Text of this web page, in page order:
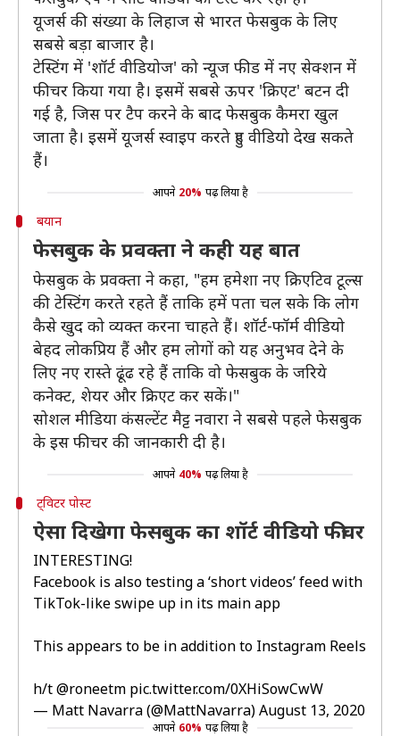
यूजर्स की संख्या के लिहाज से भारत फेसबुक के लिए
सबसे बड़ा बाजार है।
टेस्टिंग में 'शॉर्ट वीडियोज' को न्यूज फीड में नए सेक्शन में
फीचर किया गया है। इसमें सबसे ऊपर 'क्रिएट' बटन दी
गई है, जिस पर टैप करने के बाद फेसबुक कैमरा खुल
जाता है। इसमें यूजर्स स्वाइप करते हुए वीडियो देख सकते
हैं।
आपने 20% पढ़ लिया है
बयान
फेसबुक के प्रवक्ता ने कही यह बात
फेसबुक के प्रवक्ता ने कहा, "हम हमेशा नए क्रिएटिव टूल्स
की टेस्टिंग करते रहते हैं ताकि हमें पता चल सके कि लोग
कैसे खुद को व्यक्त करना चाहते हैं। शॉर्ट-फॉर्म वीडियो
बेहद लोकप्रिय हैं और हम लोगों को यह अनुभव देने के
लिए नए रास्ते ढूंढ रहे हैं ताकि वो फेसबुक के जरिये
कनेक्ट, शेयर और क्रिएट कर सकें।"
सोशल मीडिया कंसल्टेंट मैट्ट नवारा ने सबसे पहले फेसबुक
के इस फीचर की जानकारी दी है।
आपने 40% पढ़ लिया है
ट्विटर पोस्ट
ऐसा दिखेगा फेसबुक का शॉर्ट वीडियो फीचर
INTERESTING!
Facebook is also testing a ‘short videos’ feed with
TikTok-like swipe up in its main app
This appears to be in addition to Instagram Reels
h/t@roneetm pic.twitter.com/0XHiSowCwW
— Matt Navarra (@MattNavarra)August 13, 2020
आपने 60% पढ़ लिया है